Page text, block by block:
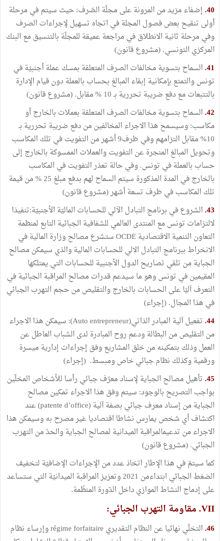
40. إضفاء مزيد من المرونة على مجلّة الصّرف: حيث سيتم في مرحلة
أولى تنقيح بعض فصول المجلة في اتجاه تسهيل لإجراءات الصرف
وفي مرحلة ثانية الانطلاق في مراجعة عميقة للمجلّة بالتنسيق مع البنك
المركزي التونسي. (مشروع قانون)
41. السماح بتسوية مخالفات الصرف المتعلقة بمسك عملة أجنبيّة في
تونس والتمتع بإمكانية إبقاء المبالغ بحساب بالعملة دون قيام الإدارة
بالتتبعات مع دفع ضريبة تحررية بـ 10 % مقابل. (مشروع قانون)
42. السماح بتسوية مخالفات الصرف المتعلقة بعملات بالخارج أو
مكاسب: وسيسمح هذا الاجراء المخالفين من دفع ضريبة تحررية بـ
10% مقابل التزامهم وفي ظرف9 أشهر من التفويت في تلك المكاسب
وتحويل المبالغ المنجرة عن التفويت والعملات الممسوكة بالخارج إلى
حساب بالعملة في تونس. وفي حالة تعذر التفويت في المكاسب
بالخارج في المدة المذكورة سيتم السماح لهم بدفع مبلغ 25 % من قيمة
تلك المكاسب في ظرف تسعة أشهر (مشروع قانون)
43. الشروع في برنامج التبادل الآلي للحسابات الماليّة الأجنبيّة:تنفيذا
لالتزامات تونس مع المنتدى العالمي للشفافية الجبائية التابع لمنظمة
التعاون التنمية الاقتصادية OCDE ستشرع مصالح وزارة المالية في
الانخراط ببرنامج التبادل الالي للحسابات المالية والذي سيمكن مصالح
الجباية من تلقي تصاريح الدول الأجنبية للحسابات التي يمتلكها
المقيمين في تونس وهو ما سيدعم قدرات مصالح المراقبة الجبائية في
التعرف آليّا على الحسابات بالخارج والتقليص من حجم التهرب الجبائي
في هذا المجال. (إجراء)
44.
تفعيل آلية المبادر الذاتي(Auto entrepreneur): سيمكن هذا الاجراء
من التقليص من البطالة ودعم روح المبادرة لدى الشباب العاطل عن
العمل وذلك بتمكينه من خلق المشاريع وفق إجراءات إدارية ميسرة
ورقمية وكذلك نظام جبائي خاص ومبسط. (إجراء)
45. تأهيل مصالح الجباية لإسناد معرّف جبائي رأسا للأشخاص المخلّين
بواجب التصريح بالوجود: سيتم وفق هذا الاجراء تمكين مصالح
الجباية من إسناد معرف جبائي بصفة آلية (patente d’office) عند
اكتشاف أي شخص يمارس نشاطا اقتصاديا غير مصرح به وسيمكن هذا
الاجراء من تدعيمالمراقبة الميدانية لمصالح الجباية والحدّ من التهرب
الجبائي. (مشروع قانون)
كما سيتمّ في هذا الإطار اتخاذ عدد من الإجراءات الإضافيّة لتخفيف
الضغط الجبائي ابتداءمن 2021 وتعزيز المراقبة الميدانيّة التي ستساعد
على إدماج النشاط الموازي داخل الدّورة المنظّمة.
VII. مقاومة التهرب الجبائي:
46.
التخلّي نهائيا عن النظام التقديري régime forfaitaire وإرساء نظام